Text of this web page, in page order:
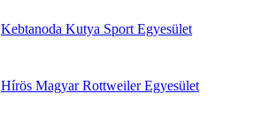
Kebtanoda Kutya Sport Egyesület
Hírös Magyar Rottweiler Egyesület